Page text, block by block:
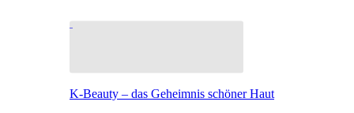
K-Beauty – das Geheimnis schöner Haut